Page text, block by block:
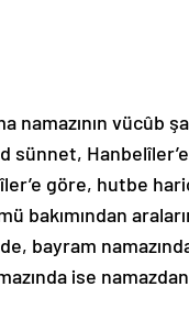
namazının vücûb
sünnet,
göre, hutbe
bakımından
bayram
ise